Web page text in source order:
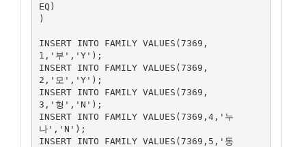
EQ)
)
INSERT INTO FAMILY VALUES(7369,
1,'부','Y');
INSERT INTO FAMILY VALUES(7369,
2,'모','Y');
INSERT INTO FAMILY VALUES(7369,
3,'형','N');
INSERT INTO FAMILY VALUES(7369,4,'누
나','N');
INSERT INTO FAMILY VALUES(7369,5,'동